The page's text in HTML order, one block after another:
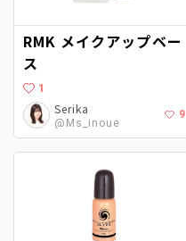
RMK メイクアップベー
ス
1
Serika
@Ms_inoue
9